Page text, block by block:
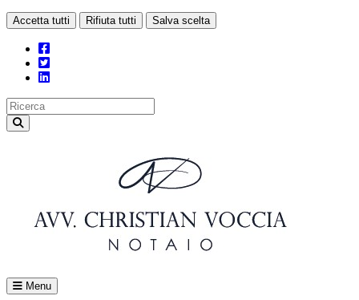
Accetta tutti Rifiuta tutti Salva scelta
Menu